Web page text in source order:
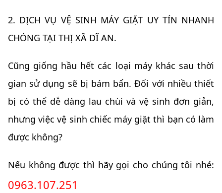
2. DỊCH VỤ VỆ SINH MÁY GIẶT UY TÍN NHANH
CHÓNG TẠI THỊ XÃ DĨ AN.
Cũng giống hầu hết các loại máy khác sau thời
gian sử dụng sẽ bị bám bẩn. Đối với nhiều thiết
bị có thể dễ dàng lau chùi và vệ sinh đơn giản,
nhưng việc vệ sinh chiếc máy giặt thì bạn có làm
được không?
Nếu không được thì hãy gọi cho chúng tôi nhé:
0963.107.251